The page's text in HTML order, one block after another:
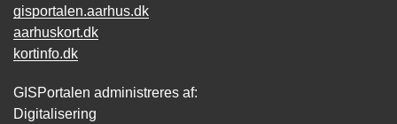
gisportalen.aarhus.dk
aarhuskort.dk
kortinfo.dk
GISPortalen administreres af:
Digitalisering